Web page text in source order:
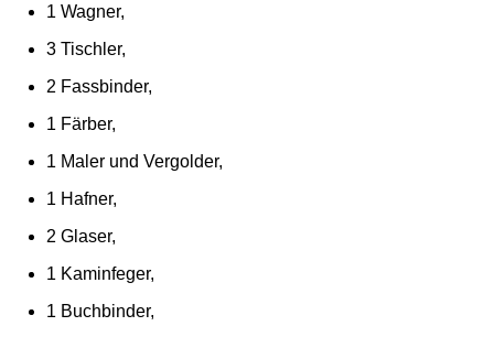
1 Wagner,
3 Tischler,
2 Fassbinder,
1 Färber,
1 Maler und Vergolder,
1 Hafner,
2 Glaser,
1 Kaminfeger,
1 Buchbinder,